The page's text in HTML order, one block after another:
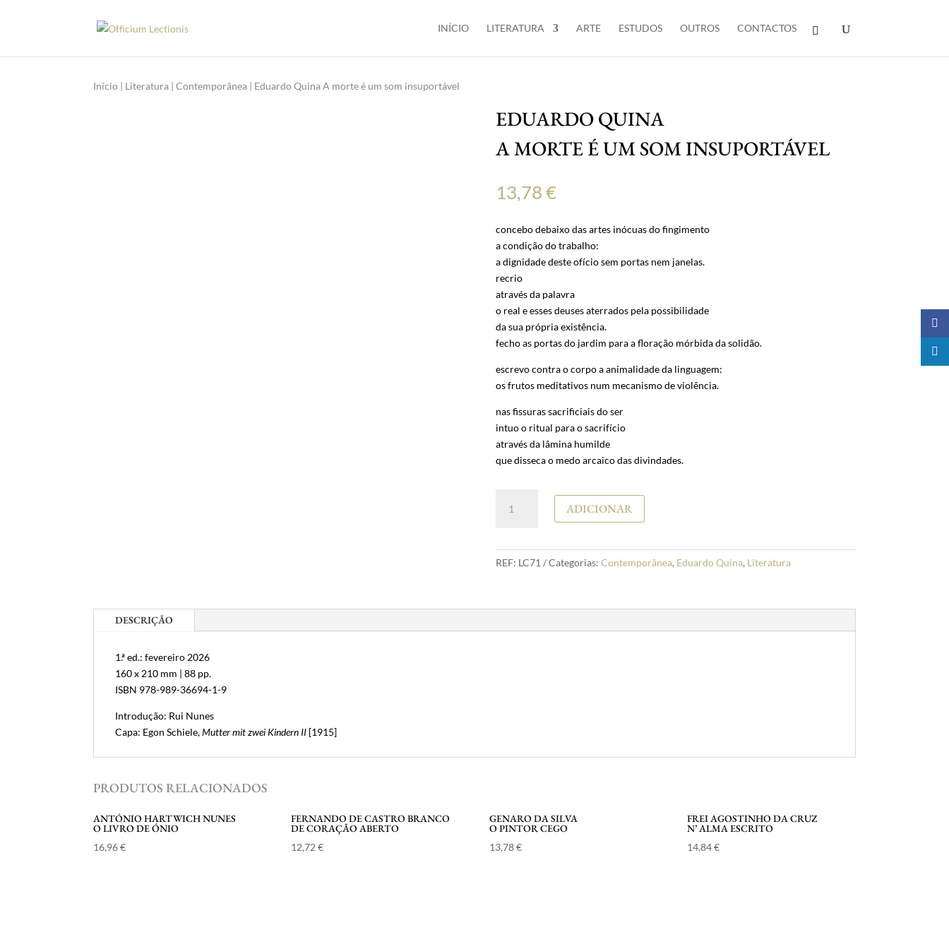
INÍCIO LITERATURA ARTE ESTUDOS OUTROS CONTACTOS
Início | Literatura | Contemporânea | Eduardo Quina A morte é um som insuportável
EDUARDO QUINA
A MORTE É UM SOM INSUPORTÁVEL
13,78€
concebo debaixo das artes inócuas do fingimento
a condição do trabalho:
a dignidade deste ofício sem portas nem janelas.
recrio
através da palavra
o real e esses deuses aterrados pela possibilidade
da sua própria existência.
fecho as portas do jardim para a floração mórbida da solidão.
escrevo contra o corpo a animalidade da linguagem:
os frutos meditativos num mecanismo de violência.
nas fissuras sacrificiais do ser
intuo o ritual para o sacrifício
através da lâmina humilde
que disseca o medo arcaico das divindades.
A
um
ADICIONAR
REF: LC71 Categorias: Contemporânea, Eduardo Quina, Literatura
DESCRIÇÃO
1.ª ed.: fevereiro 2026
160 x 210 mm | 88 pp.
ISBN 978-989-36694-1-9
Introdução: Rui Nunes
Capa: Egon Schiele,Mutter mit zwei Kindern II [1915]
PRODUTOS RELACIONADOS
ANTÓNIO HARTWICH NUNES
O LIVRO DE ÓNIO
16,96€
FERNANDO DE CASTRO BRANCO
DE CORAÇÃO ABERTO
12,72€
GENARO DA SILVA
O PINTOR CEGO
13,78€
FREI AGOSTINHO DA CRUZ
N’ ALMA ESCRITO
14,84€